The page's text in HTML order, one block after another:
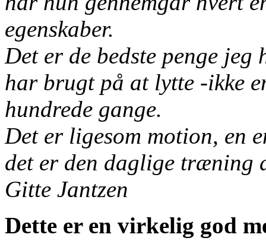
egenskaber.
Det er de bedste penge
har brugt på at lytte -ikke
hundrede gange.
Det er ligesom motion, en
det er den daglige træning
Gitte Jantzen
Dette er en virkelig god